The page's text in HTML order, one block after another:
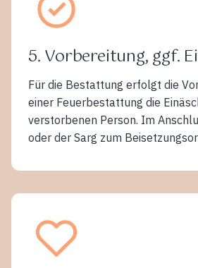
5. Vorbereitung, ggf.
Für die Bestattung erfolgt die
einer Feuerbestattung die
verstorbenen Person. Im
oder der Sarg zum